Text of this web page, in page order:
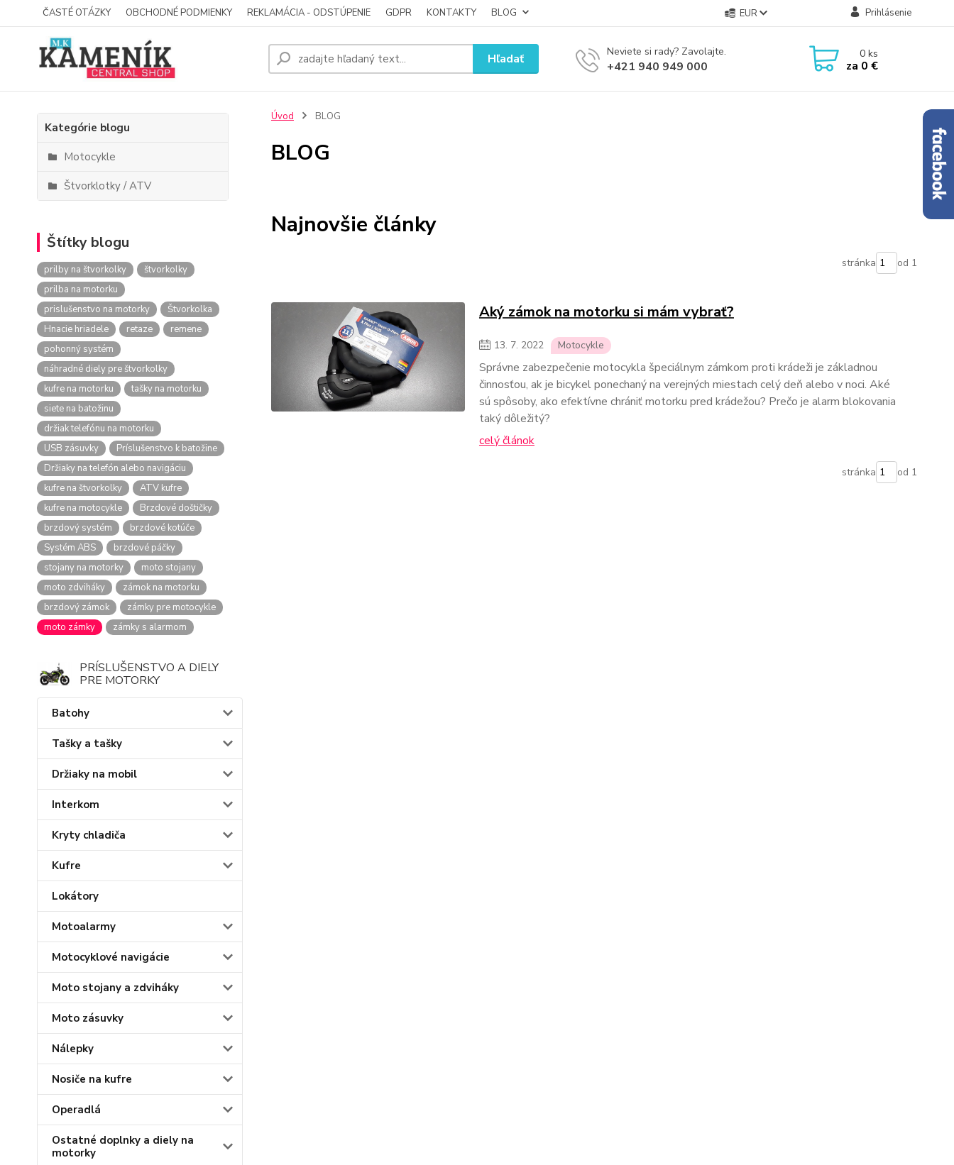
ČASTÉ OTÁZKY OBCHODNÉ PODMIENKY REKLAMÁCIA - ODSTÚPENIE GDPR KONTAKTY BLOG EUR Prihlásenie
Hľadať Neviete si rady? Zavolajte.
+421 940 949 000
0ks
za 0 €
Kategórie blogu
Motocykle
Štvorklotky / ATV
Štítky blogu
prilby na štvorkolky
štvorkolky
prilba na motorku
prislušenstvo na motorky
Štvorkolka
Hnacie hriadele
retaze
remene
pohonný systém
náhradné diely pre štvorkolky
kufre na motorku
tašky na motorku
siete na batožinu
držiak telefónu na motorku
USB zásuvky
Príslušenstvo k batožine
Držiaky na telefón alebo navigáciu
kufre na štvorkolky
ATV kufre
kufre na motocykle
Brzdové doštičky
brzdový systém
brzdové kotúče
Systém ABS
brzdové páčky
stojany na motorky
moto stojany
moto zdviháky
zámok na motorku
brzdový zámok
zámky pre motocykle
moto zámky
zámky s alarmom
PRÍSLUŠENSTVO A DIELY
PRE MOTORKY
Batohy
Tašky a tašky
Držiaky na mobil
Interkom
Kryty chladiča
Kufre
Lokátory
Motoalarmy
Motocyklové navigácie
Moto stojany a zdviháky
Moto zásuvky
Nálepky
Nosiče na kufre
Operadlá
Ostatné doplnky a diely na
motorky
Úvod BLOG
BLOG
Najnovšie články
stránka od 1
Aký zámok na motorku si mám vybrať?
13. 7. 2022 Motocykle
Správne zabezpečenie motocykla špeciálnym zámkom proti krádeži je základnou
činnosťou, ak je bicykel ponechaný na verejných miestach celý deň alebo v noci. Aké
sú spôsoby, ako efektívne chrániť motorku pred krádežou? Prečo je alarm blokovania
taký dôležitý?
celý článok
stránka od 1